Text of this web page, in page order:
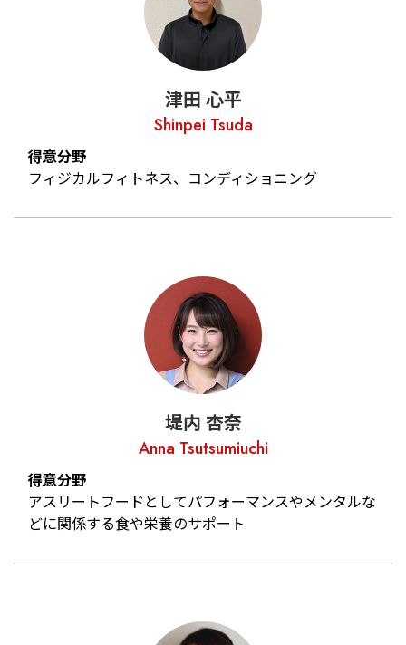
津田 心平
Shinpei Tsuda
得意分野
フィジカルフィトネス、コンディショニング
堤内 杏奈
Anna Tsutsumiuchi
得意分野
アスリートフードとしてパフォーマンスやメンタルな
どに関係する食や栄養のサポート